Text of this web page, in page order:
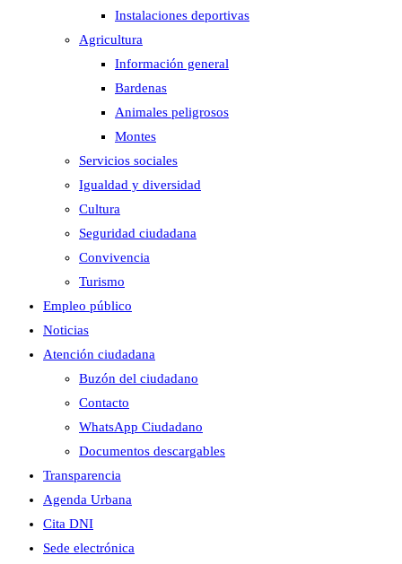
Instalaciones deportivas
Agricultura
Información general
Bardenas
Animales peligrosos
Montes
Servicios sociales
Igualdad y diversidad
Cultura
Seguridad ciudadana
Convivencia
Turismo
Empleo público
Noticias
Atención ciudadana
Buzón del ciudadano
Contacto
WhatsApp Ciudadano
Documentos descargables
Transparencia
Agenda Urbana
Cita DNI
Sede electrónica